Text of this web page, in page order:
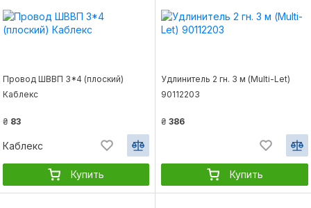
Провод ШВВП 3*4 (плоский)
Каблекс
₴ 83
Каблекс
Купить
Удлинитель 2 гн. 3 м (Multi-Let)
90112203
₴ 386
Купить